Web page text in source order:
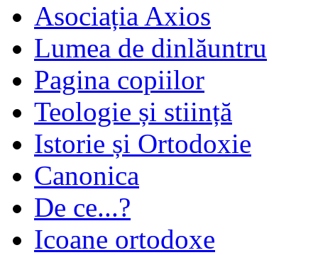
Asociația Axios
Lumea de dinlăuntru
Pagina copiilor
Teologie și stiință
Istorie și Ortodoxie
Canonica
De ce...?
Icoane ortodoxe